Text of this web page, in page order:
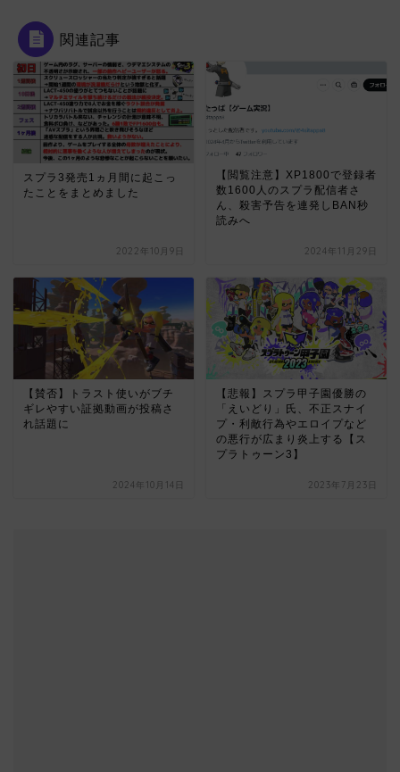
関連記事
スプラ3発売1ヵ月間に起こっ
たことをまとめました
2022年10月9日
【閲覧注意】XP1800で登録者
数1600人のスプラ配信者さ
ん、殺害予告を連発しBAN秒
読みへ
2024年11月29日
【賛否】トラスト使いがブチ
ギレやすい証拠動画が投稿さ
れ話題に
2024年10月14日
【悲報】スプラ甲子園優勝の
「えいどり」氏、不正スナイ
プ・利敵行為やエロイプなど
の悪行が広まり炎上する【ス
プラトゥーン3】
2023年7月23日